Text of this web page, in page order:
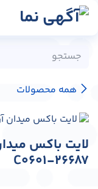
پرش به محتوا
همه محصولات
C0601-26687